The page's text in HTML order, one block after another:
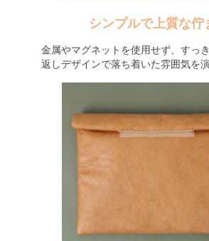
シンプルで上質な佇
金属やマグネットを使用せず、すっ
返しデザインで落ち着いた雰囲気を演